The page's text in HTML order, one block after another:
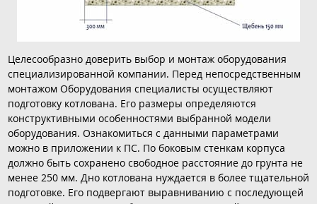
Целесообразно доверить выбор и монтаж оборудования
специализированной компании. Перед непосредственным
монтажом Оборудования специалисты осуществляют
подготовку котлована. Его размеры определяются
конструктивными особенностями выбранной модели
оборудования. Ознакомиться с данными параметрами
можно в приложении к ПС. По боковым стенкам корпуса
должно быть сохранено свободное расстояние до грунта не
менее 250 мм. Дно котлована нуждается в более тщательной
подготовке. Его подвергают выравниванию с последующей